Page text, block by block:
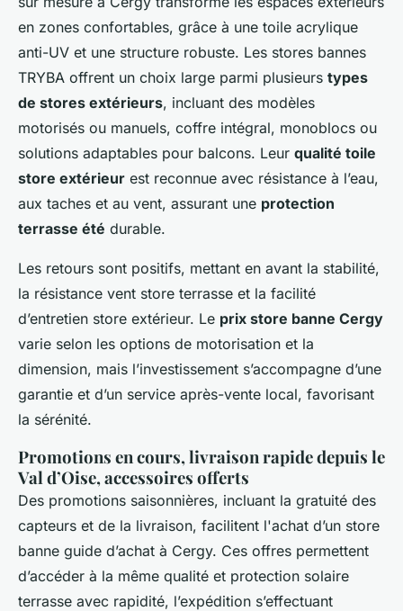
en zones confortables, grâce à une toile acrylique
anti-UV et une structure robuste. Les stores bannes
TRYBA offrent un choix large parmi plusieurs types
de stores extérieurs, incluant des modèles
motorisés ou manuels, coffre intégral, monoblocs ou
solutions adaptables pour balcons. Leur qualité toile
store extérieur est reconnue avec résistance à l’eau,
aux taches et au vent, assurant une protection
terrasse été durable.
Les retours sont positifs, mettant en avant la stabilité,
la résistance vent store terrasse et la facilité
d’entretien store extérieur. Le prix store banne Cergy
varie selon les options de motorisation et la
dimension, mais l’investissement s’accompagne d’une
garantie et d’un service après-vente local, favorisant
la sérénité.
Promotions en cours, livraison rapide depuis le
Val d’Oise, accessoires offerts
Des promotions saisonnières, incluant la gratuité des
capteurs et de la livraison, facilitent l'achat d’un store
banne guide d’achat à Cergy. Ces offres permettent
d’accéder à la même qualité et protection solaire
terrasse avec rapidité, l’expédition s’effectuant